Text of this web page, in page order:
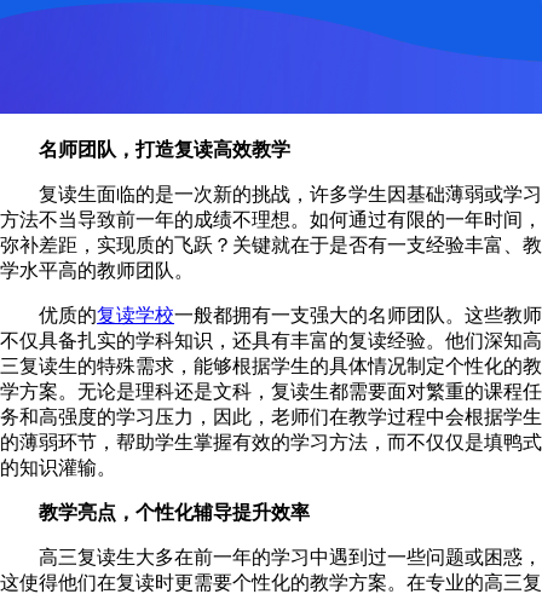
名师团队，打造复读高效教学
复读生面临的是一次新的挑战，许多学生因基础薄弱或学习
方法不当导致前一年的成绩不理想。如何通过有限的一年时间，
弥补差距，实现质的飞跃？关键就在于是否有一支经验丰富、教
学水平高的教师团队。
优质的复读学校一般都拥有一支强大的名师团队。这些教师
不仅具备扎实的学科知识，还具有丰富的复读经验。他们深知高
三复读生的特殊需求，能够根据学生的具体情况制定个性化的教
学方案。无论是理科还是文科，复读生都需要面对繁重的课程任
务和高强度的学习压力，因此，老师们在教学过程中会根据学生
的薄弱环节，帮助学生掌握有效的学习方法，而不仅仅是填鸭式
的知识灌输。
教学亮点，个性化辅导提升效率
高三复读生大多在前一年的学习中遇到过一些问题或困惑，
这使得他们在复读时更需要个性化的教学方案。在专业的高三复